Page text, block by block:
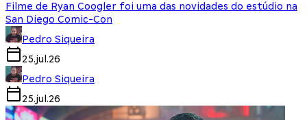
Filme de Ryan Coogler foi uma das novidades do estúdio na
San Diego Comic-Con
Pedro Siqueira
25.jul.26
Pedro Siqueira
25.jul.26